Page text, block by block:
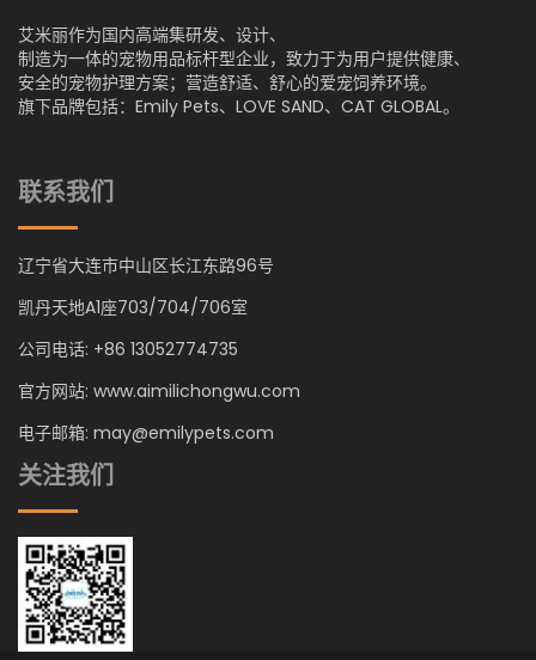
艾米丽作为国内高端集研发、设计、
制造为一体的宠物用品标杆型企业，致力于为用户提供健康、
安全的宠物护理方案；营造舒适、舒心的爱宠饲养环境。
旗下品牌包括：Emily Pets、LOVE SAND、CAT GLOBAL。
联系我们
辽宁省大连市中山区长江东路96号
凯丹天地A1座703/704/706室
公司电话: +86 13052774735
官方网站: www.aimilichongwu.com
电子邮箱: may@emilypets.com
关注我们